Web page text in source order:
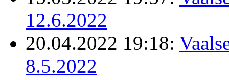
12.6.2022
20.04.2022 19:18:
8.5.2022